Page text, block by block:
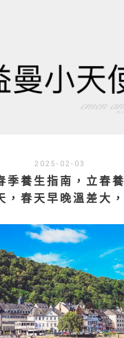
2025-02-03
季養生指南，立春
，春天早晚溫差大